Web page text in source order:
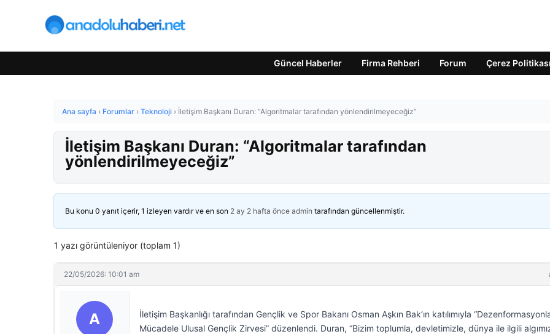
Güncel Haberler Firma Rehberi Forum Çerez Politikası
Ana sayfa › Forumlar › Teknoloji › İletişim Başkanı Duran: “Algoritmalar tarafından yönlendirilmeyeceğiz”
İletişim Başkanı Duran: “Algoritmalar tarafından
yönlendirilmeyeceğiz”
Bu konu 0 yanıt içerir, 1 izleyen vardır ve en son 2 ay 2 hafta önce admin tarafından güncellenmiştir.
1 yazı görüntüleniyor (toplam 1)
22/05/2026: 10:01 am
A
İletişim Başkanlığı tarafından Gençlik ve Spor Bakanı Osman Aşkın Bak’ın katılımıyla
Mücadele Ulusal Gençlik Zirvesi” düzenlendi. Duran, “Bizim toplumla, devletimizle, dünya ile ilgili